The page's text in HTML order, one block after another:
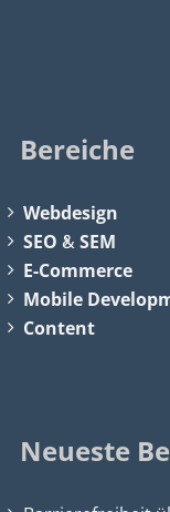
Bereiche
Webdesign
SEO &SEM
E-Commerce
Mobile
Content
Neueste